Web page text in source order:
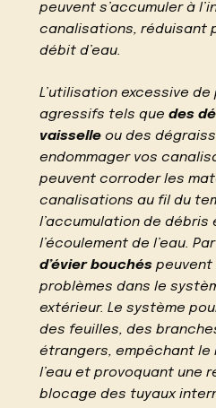
peuvent s’accumuler à
canalisations, réduisant
débit d’eau.
L’utilisation excessive
agressifs tels quedes
vaisselle ou des
endommager vos
peuvent corroder les
canalisations au fil du
l’accumulation de
l’écoulement de l’eau.
d’évier bouchés peuvent
problèmes dans le
extérieur. Le système
des feuilles, des
étrangers, empêchant le
l’eau et provoquant une
blocage des tuyaux